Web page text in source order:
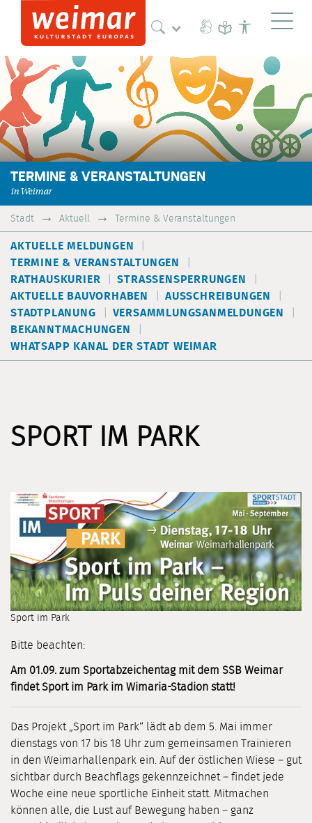
TERMINE & VERANSTALTUNGEN
in Weimar
Stadt Aktuell Termine & Veranstaltungen
AKTUELLE MELDUNGEN
TERMINE & VERANSTALTUNGEN
RATHAUSKURIER
STRASSENSPERRUNGEN
AKTUELLE BAUVORHABEN
AUSSCHREIBUNGEN
STADTPLANUNG
VERSAMMLUNGSANMELDUNGEN
BEKANNTMACHUNGEN
WHATSAPP KANAL DER STADT WEIMAR
SPORT IM PARK
Sport im Park
Bitte beachten:
Am 01.09. zum Sportabzeichentag mit dem SSB Weimar
findet Sport im Park im Wimaria-Stadion statt!
Das Projekt „Sport im Park“ lädt ab dem 5. Mai immer
dienstags von 17 bis 18 Uhr zum gemeinsamen Trainieren
in den Weimarhallenpark ein. Auf der östlichen Wiese – gut
sichtbar durch Beachflags gekennzeichnet – findet jede
Woche eine neue sportliche Einheit statt. Mitmachen
können alle, die Lust auf Bewegung haben – ganz